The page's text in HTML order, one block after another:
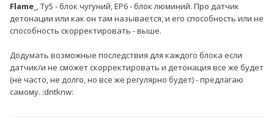
Flame_ , Ту5 - блок чугуний, ЕР6 - блок люминий. Про датчик
детонации или как он там называется, и его способность или не
способность скорректировать - выше.
Додумать возможные последствия для каждого блока если
датчик/и не сможет скорректировать и детонация все же будет
(не часто, не долго, но все же регулярно будет) - предлагаю
самому. :dntknw: